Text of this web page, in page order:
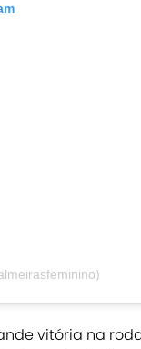
vitória na